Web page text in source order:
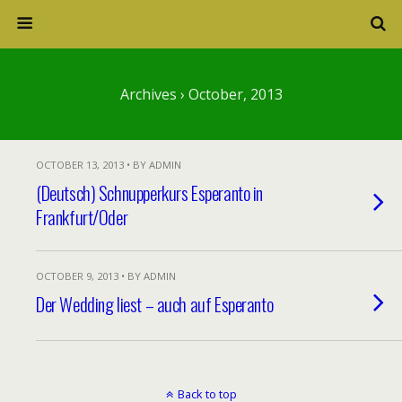
Archives › October, 2013
OCTOBER 13, 2013 • BY ADMIN
(Deutsch) Schnupperkurs Esperanto in
Frankfurt/Oder
OCTOBER 9, 2013 • BY ADMIN
Der Wedding liest – auch auf Esperanto
Back to top